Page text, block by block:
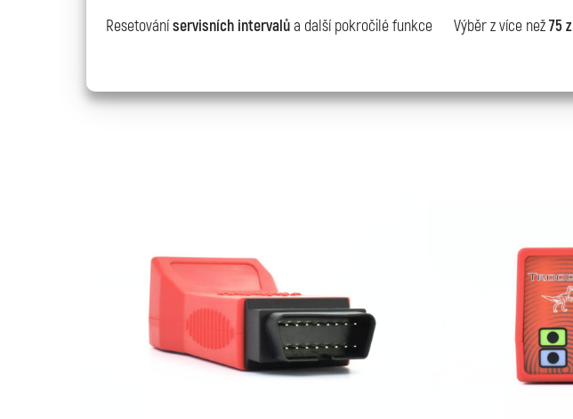
Resetováníservisních intervalůa další pokročilé funkce Výběr z více než75